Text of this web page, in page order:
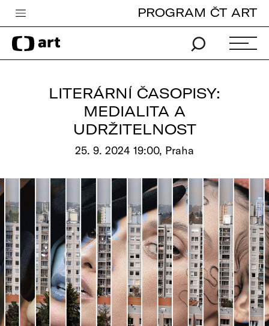
Česká televize
Zpravodajství
edu
Vše o ČT
PROGRAM ČT ART
LITERÁRNÍ ČASOPISY:
MEDIALITA A
UDRŽITELNOST
25. 9. 2024 19:00, Praha